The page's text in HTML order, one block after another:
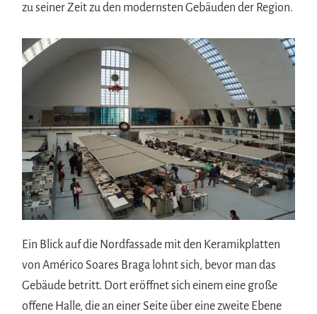
zu seiner Zeit zu den modernsten Gebäuden der Region.
Ein Blick auf die Nordfassade mit den Keramikplatten
von Américo Soares Braga lohnt sich, bevor man das
Gebäude betritt. Dort eröffnet sich einem eine große
offene Halle, die an einer Seite über eine zweite Ebene